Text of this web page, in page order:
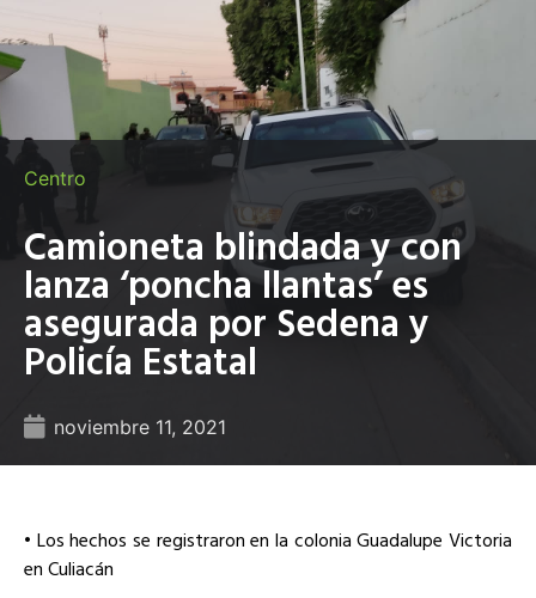
Centro
Camioneta blindada y con
lanza ‘poncha llantas’ es
asegurada por Sedena y
Policía Estatal
noviembre 11, 2021
• Los hechos se registraron en la colonia Guadalupe Victoria
en Culiacán